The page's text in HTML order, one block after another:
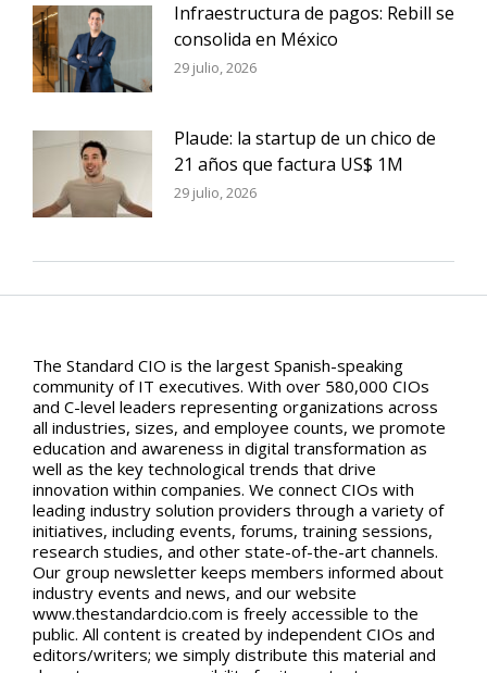
Infraestructura de pagos: Rebill se
consolida en México
29 julio, 2026
Plaude: la startup de un chico de
21 años que factura US$ 1M
29 julio, 2026
The Standard CIO is the largest Spanish-speaking
community of IT executives. With over 580,000 CIOs
and C-level leaders representing organizations across
all industries, sizes, and employee counts, we promote
education and awareness in digital transformation as
well as the key technological trends that drive
innovation within companies. We connect CIOs with
leading industry solution providers through a variety of
initiatives, including events, forums, training sessions,
research studies, and other state-of-the-art channels.
Our group newsletter keeps members informed about
industry events and news, and our website
www.thestandardcio.com is freely accessible to the
public. All content is created by independent CIOs and
editors/writers; we simply distribute this material and